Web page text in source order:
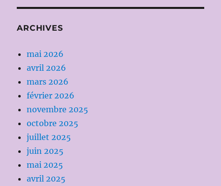
ARCHIVES
mai 2026
avril 2026
mars 2026
février 2026
novembre 2025
octobre 2025
juillet 2025
juin 2025
mai 2025
avril 2025